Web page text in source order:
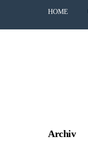
HOME
Archiv